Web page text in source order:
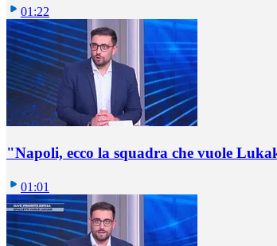
01:22
"Napoli, ecco la squadra che vuole
01:01